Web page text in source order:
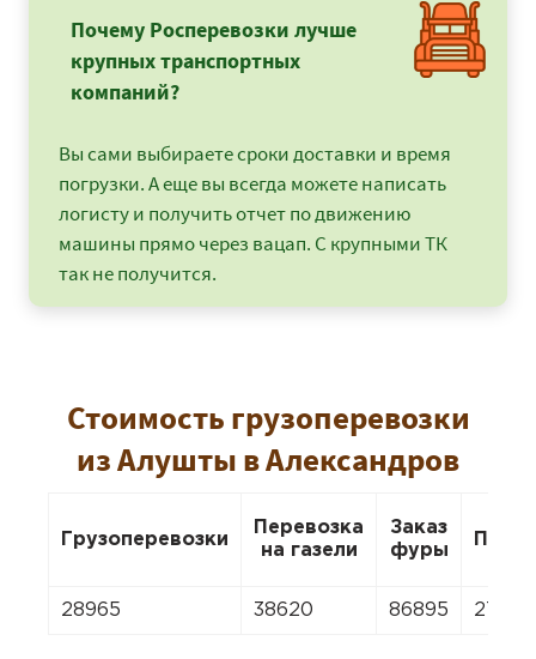
Почему Росперевозки лучше
крупных транспортных
компаний?
Вы сами выбираете сроки доставки и время
погрузки. А еще вы всегда можете написать
логисту и получить отчет по движению
машины прямо через вацап. С крупными ТК
так не получится.
Стоимость грузоперевозки
из Алушты в Александров
Грузоперевозки
Перевозка
на газели
Заказ
фуры
28965 38620 86895 27034